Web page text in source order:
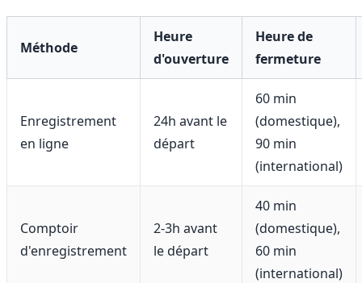
Méthode
Heure
d'ouverture
Heure de
fermeture
Enregistrement
en ligne
24h avant le
départ
60 min
(domestique),
90 min
(international)
Comptoir
d'enregistrement
2-3h avant
le départ
40 min
(domestique),
60 min
(international)